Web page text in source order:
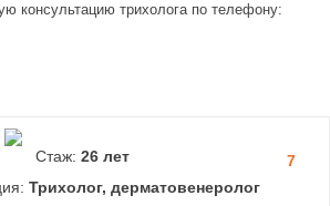
консультацию трихолога по телефону:
7
Стаж: 26 лет
Трихолог, дерматовенеролог